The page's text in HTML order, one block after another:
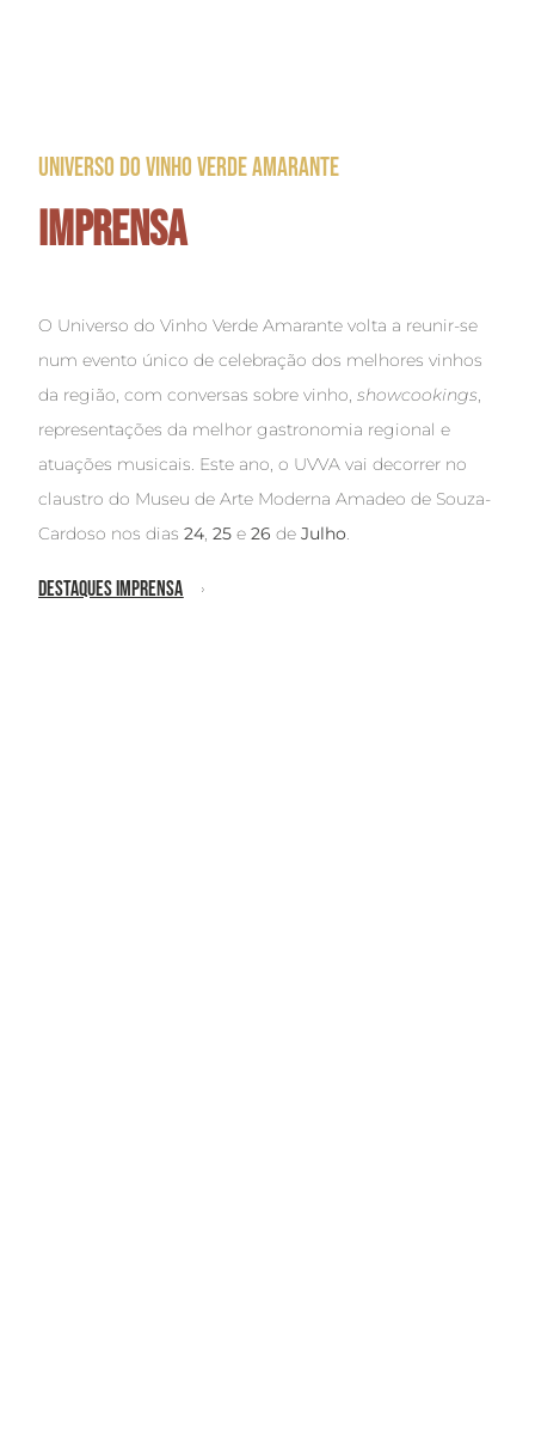
Universo Do Vinho Verde Amarante
Imprensa
O Universo do Vinho Verde Amarante volta a reunir-se
num evento único de celebração dos melhores vinhos
da região, com conversas sobre vinho,showcookings,
representações da melhor gastronomia regional e
atuações musicais. Este ano, o UVVA vai decorrer no
claustro do Museu de Arte Moderna Amadeo de Souza-
Cardoso nos dias24,25e26deJulho.
DESTAQUES IMPRENSA